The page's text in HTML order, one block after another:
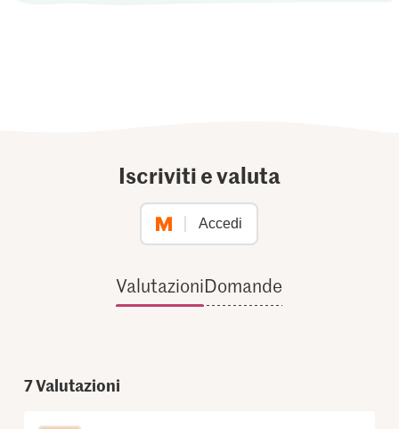
Iscriviti e valuta
Accedi
ValutazioniDomande
7Valutazioni